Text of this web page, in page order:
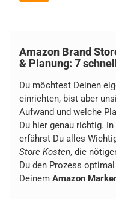
Amazon Brand
& Planung: 7
Du möchtest Deinen
einrichten, bist aber
Aufwand und welche
Du hier genau richtig.
erfährst Du alles
Store Kosten, die
Du den Prozess
Deinem Amazon